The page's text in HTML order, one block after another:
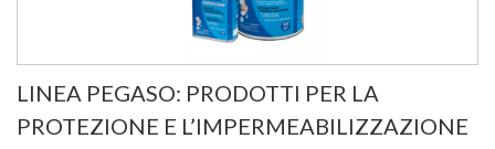
LINEA PEGASO: PRODOTTI PER LA
PROTEZIONE E L’IMPERMEABILIZZAZIONE